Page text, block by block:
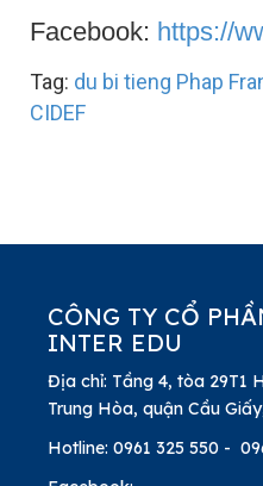
Facebook: https://
Tag: du bi tieng Phap
CIDEF
CÔNG TY CỔ
INTER EDU
Địa chỉ: Tầng 4, tòa 29T1
Trung Hòa, quận Cầu
Hotline: 0961 325 550 -